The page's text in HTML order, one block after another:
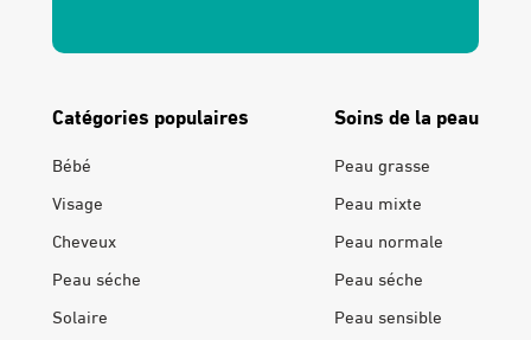
Catégories populaires
Bébé
Visage
Cheveux
Peau séche
Solaire
Soins de la peau
Peau grasse
Peau mixte
Peau normale
Peau séche
Peau sensible